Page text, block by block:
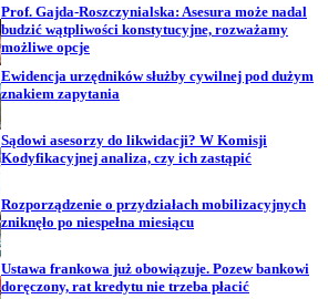
Prof. Gajda-Roszczynialska: Asesura może nadal
budzić wątpliwości konstytucyjne, rozważamy
możliwe opcje
Ewidencja urzędników służby cywilnej pod dużym
znakiem zapytania
Sądowi asesorzy do likwidacji? W Komisji
Kodyfikacyjnej analiza, czy ich zastąpić
Rozporządzenie o przydziałach mobilizacyjnych
zniknęło po niespełna miesiącu
Ustawa frankowa już obowiązuje. Pozew bankowi
doręczony, rat kredytu nie trzeba płacić